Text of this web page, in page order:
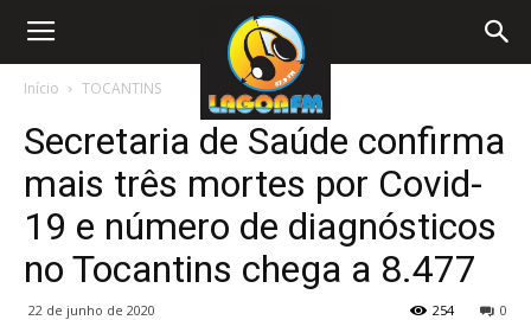
Início TOCANTINS
Secretaria de Saúde confirma
mais três mortes por Covid-
19 e número de diagnósticos
no Tocantins chega a 8.477
22 de junho de 2020 0
254